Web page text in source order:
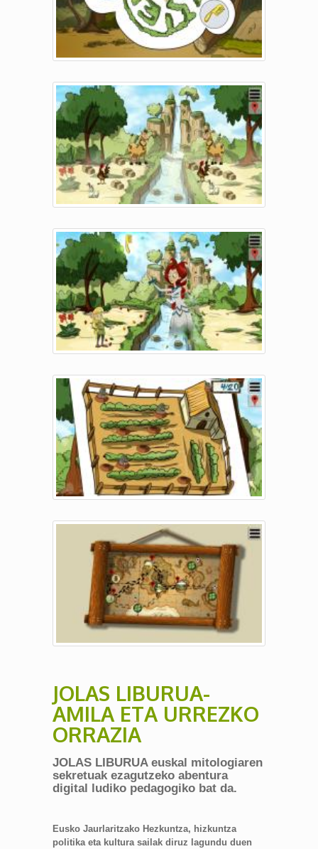
JOLAS LIBURUA-
AMILA ETA URREZKO
ORRAZIA
JOLAS LIBURUA euskal mitologiaren
sekretuak ezagutzeko abentura
digital ludiko pedagogiko bat da.
Eusko Jaurlaritzako Hezkuntza, hizkuntza
politika eta kultura sailak diruz lagundu duen